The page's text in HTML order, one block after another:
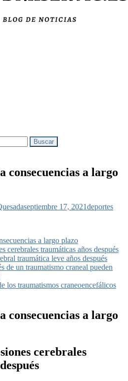
consecuencias a largo
septiembre 17, 2021deportes
a largo plazo
cerebrales traumáticas años después
traumática leve años después
de un traumatismo craneal pueden
los traumatismos craneoencefálicos
consecuencias a largo
cerebrales